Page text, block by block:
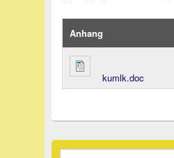
Anhang
kumlk.doc